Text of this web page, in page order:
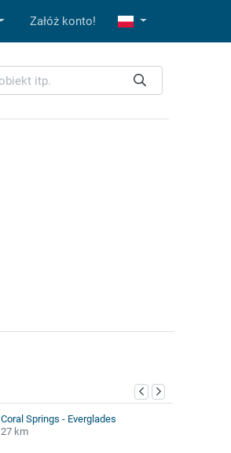
Załóż konto!
Coral Springs - Everglades
27 km